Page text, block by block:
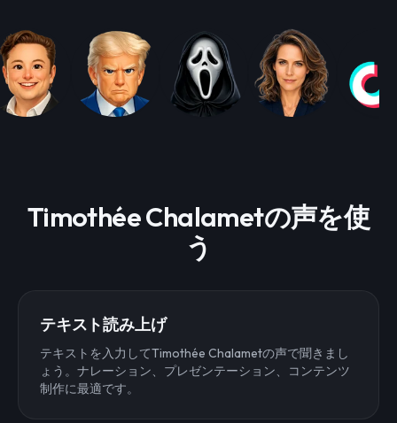
Timothée Chalametの声を使
う
テキスト読み上げ
テキストを入力してTimothée Chalametの声で聞きまし
ょう。ナレーション、プレゼンテーション、コンテンツ
制作に最適です。